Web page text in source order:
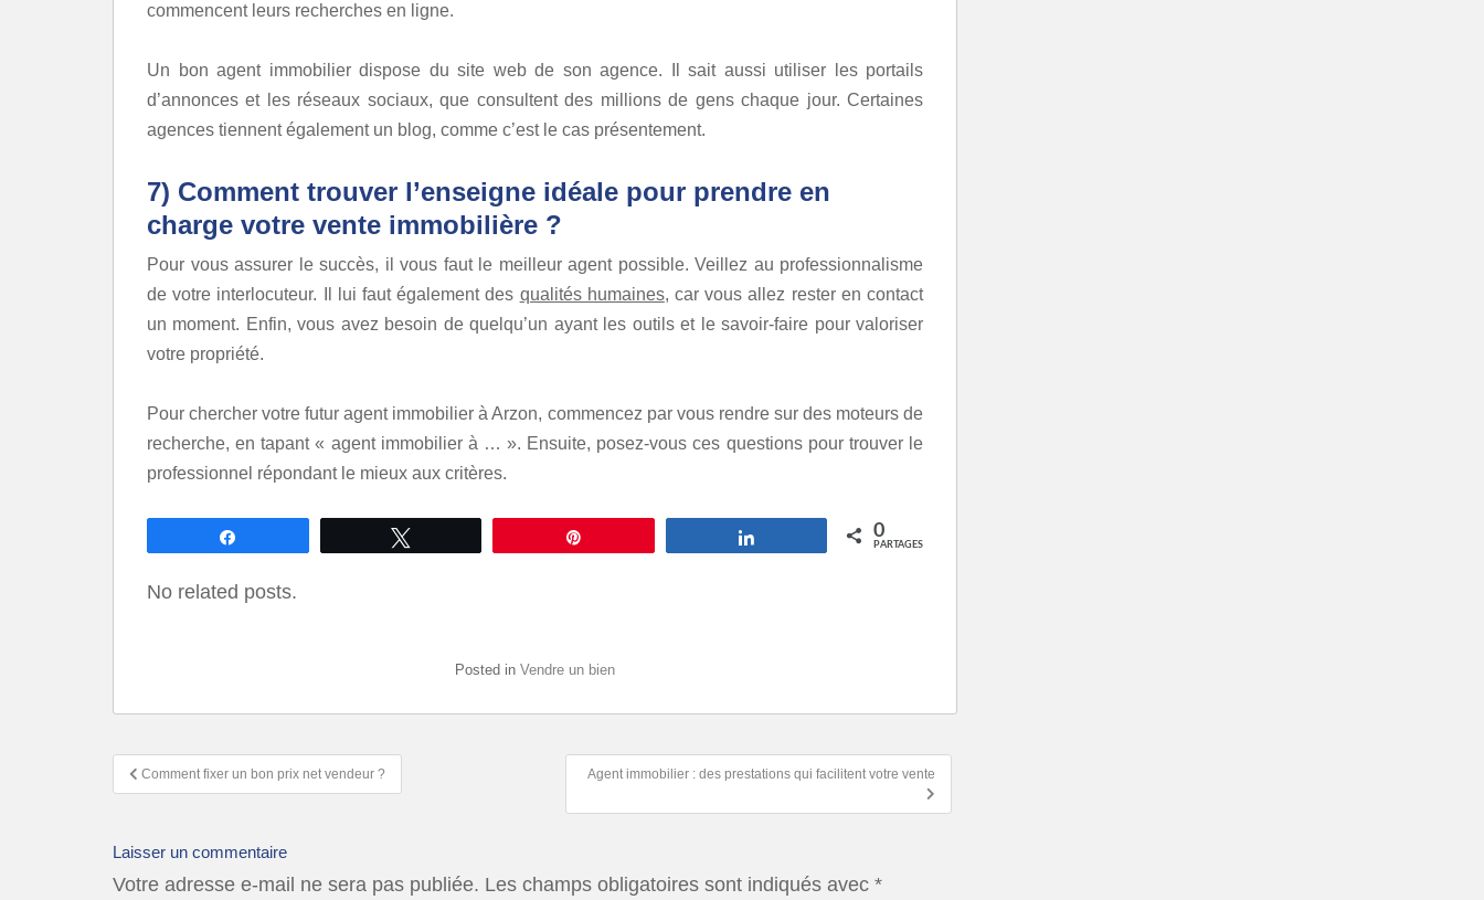
commencent leurs recherches en ligne.
Un bon agent immobilier dispose du site web de son agence. Il sait aussi utiliser les portails
d’annonces et les réseaux sociaux, que consultent des millions de gens chaque jour. Certaines
agences tiennent également un blog, comme c’est le cas présentement.
7) Comment trouver l’enseigne idéale pour prendre en
charge votre vente immobilière ?
Pour vous assurer le succès, il vous faut le meilleur agent possible. Veillez au professionnalisme
de votre interlocuteur. Il lui faut également des qualités humaines, car vous allez rester en contact
un moment. Enfin, vous avez besoin de quelqu’un ayant les outils et le savoir-faire pour valoriser
votre propriété.
Pour chercher votre futuragent immobilier à Arzon, commencez par vous rendre sur des moteurs de
recherche, en tapant « agent immobilier à … ». Ensuite, posez-vous ces questions pour trouver le
professionnel répondant le mieux aux critères.
0
PARTAGES
No related posts.
Posted in Vendre un bien
Comment fixer un bon prix net vendeur ? Agent immobilier : des prestations qui facilitent votre vente
Laisser un commentaire
Votre adresse e-mail ne sera pas publiée. Les champs obligatoires sont indiqués avec *